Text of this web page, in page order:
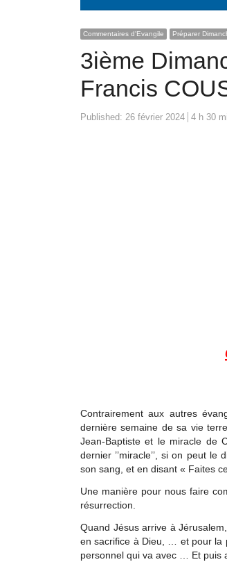
Commentaires d'Evangile Préparer
3ième
Francis
Published: 26 février 2024 4 h 30
Contrairement aux autres
dernière semaine de sa vie
Jean-Baptiste et le miracle de
dernier ’’miracle’’, si on peut
son sang, et en disant « Faites
Une manière pour nous faire
résurrection.
Quand Jésus arrive à
en sacrifice à Dieu, … et pour la
personnel qui va avec … Et puis